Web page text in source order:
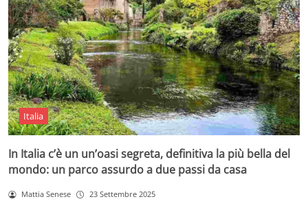
Italia
In Italia c’è un un’oasi segreta, definitiva la più bella del
mondo: un parco assurdo a due passi da casa
Mattia Senese 23 Settembre 2025